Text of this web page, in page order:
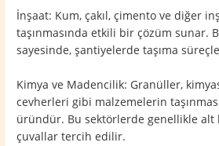
İnşaat: Kum, çakıl, çimento ve diğer
taşınmasında etkili bir çözüm sunar.
sayesinde, şantiyelerde taşıma
Kimya ve Madencilik: Granüller,
cevherleri gibi malzemelerin
üründür. Bu sektörlerde genellikle alt
çuvallar tercih edilir.